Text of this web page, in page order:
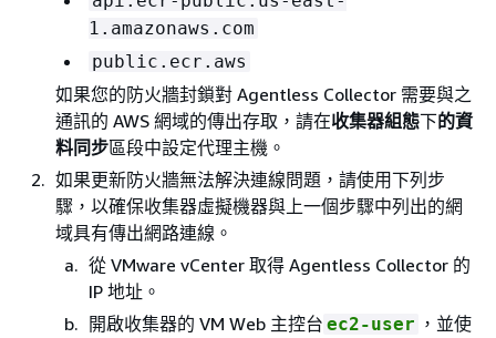
1.amazonaws.com
public.ecr.aws
如果您的防火牆封鎖對 Agentless Collector 需要與之
通訊的 AWS 網域的傳出存取，請在收集器組態下的資
料同步區段中設定代理主機。
如果更新防火牆無法解決連線問題，請使用下列步
驟，以確保收集器虛擬機器與上一個步驟中列出的網
域具有傳出網路連線。
從 VMware vCenter 取得 Agentless Collector 的
IP 地址。
開啟收集器的 VM Web 主控台 ec2-user ，並使